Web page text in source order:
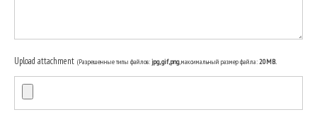
Upload attachment (Разрешенные типы файлов:jpg, gif, png, максимальный размер файла:20MB.